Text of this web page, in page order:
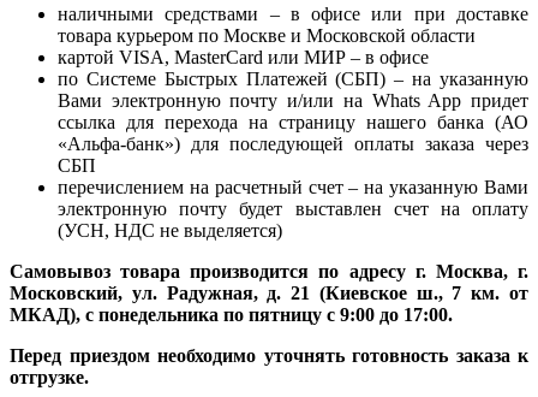
наличными средствами – в офисе или при доставке
товара курьером по Москве и Московской области
картой VISA, MasterCard или МИР – в офисе
по Системе Быстрых Платежей (СБП) – на указанную
Вами электронную почту и/или на Whats App придет
ссылка для перехода на страницу нашего банка (АО
«Альфа-банк») для последующей оплаты заказа через
СБП
перечислением на расчетный счет – на указанную Вами
электронную почту будет выставлен счет на оплату
(УСН, НДС не выделяется)
Самовывоз товара производится по адресу г. Москва, г.
Московский, ул. Радужная, д. 21 (Киевское ш., 7 км. от
МКАД), с понедельника по пятницу с 9:00 до 17:00.
Перед приездом необходимо уточнять готовность заказа к
отгрузке.